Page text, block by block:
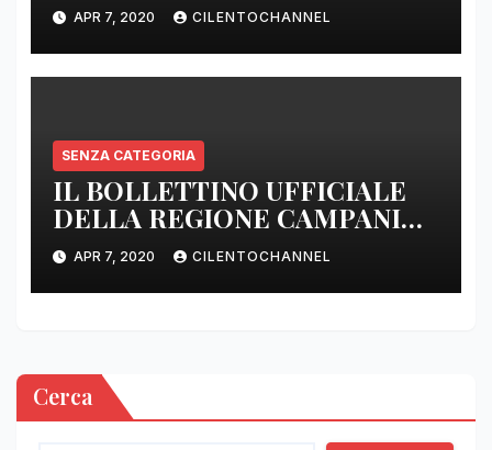
APR 7, 2020 CILENTOCHANNEL
SENZA CATEGORIA
IL BOLLETTINO UFFICIALE
DELLA REGIONE CAMPANIA
DELLE ORE 22.00
APR 7, 2020 CILENTOCHANNEL
Cerca